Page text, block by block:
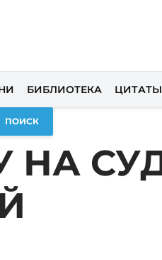
БИБЛИОТЕКА
ПОИСК
НА